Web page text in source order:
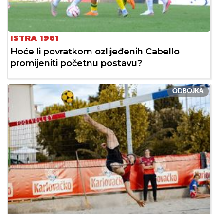
ISTRA 1961
Hoće li povratkom ozlijeđenih Cabello
promijeniti početnu postavu?
ODBOJKA